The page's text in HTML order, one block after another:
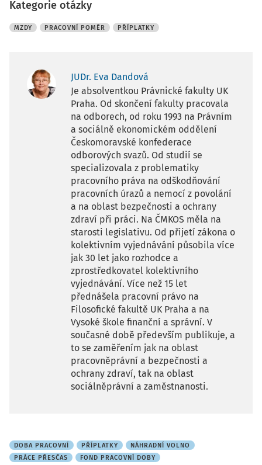
Kategorie otázky
MZDY PRACOVNÍ POMĚR PŘÍPLATKY
JUDr. Eva Dandová
Je absolventkou Právnické fakulty UK
Praha. Od skončení fakulty pracovala
na odborech, od roku 1993 na Právním
a sociálně ekonomickém oddělení
Českomoravské konfederace
odborových svazů. Od studií se
specializovala z problematiky
pracovního práva na odškodňování
pracovních úrazů a nemocí z povolání
a na oblast bezpečnosti a ochrany
zdraví při práci. Na ČMKOS měla na
starosti legislativu. Od přijetí zákona o
kolektivním vyjednávání působila více
jak 30 let jako rozhodce a
zprostředkovatel kolektivního
vyjednávání. Více než 15 let
přednášela pracovní právo na
Filosofické fakultě UK Praha a na
Vysoké škole finanční a správní. V
současné době především publikuje, a
to se zaměřením jak na oblast
pracovněprávní a bezpečnosti a
ochrany zdraví, tak na oblast
sociálněprávní a zaměstnanosti.
DOBA PRACOVNÍ PŘÍPLATKY
NÁHRADNÍ VOLNO
PRÁCE PŘESČAS
FOND PRACOVNÍ DOBY